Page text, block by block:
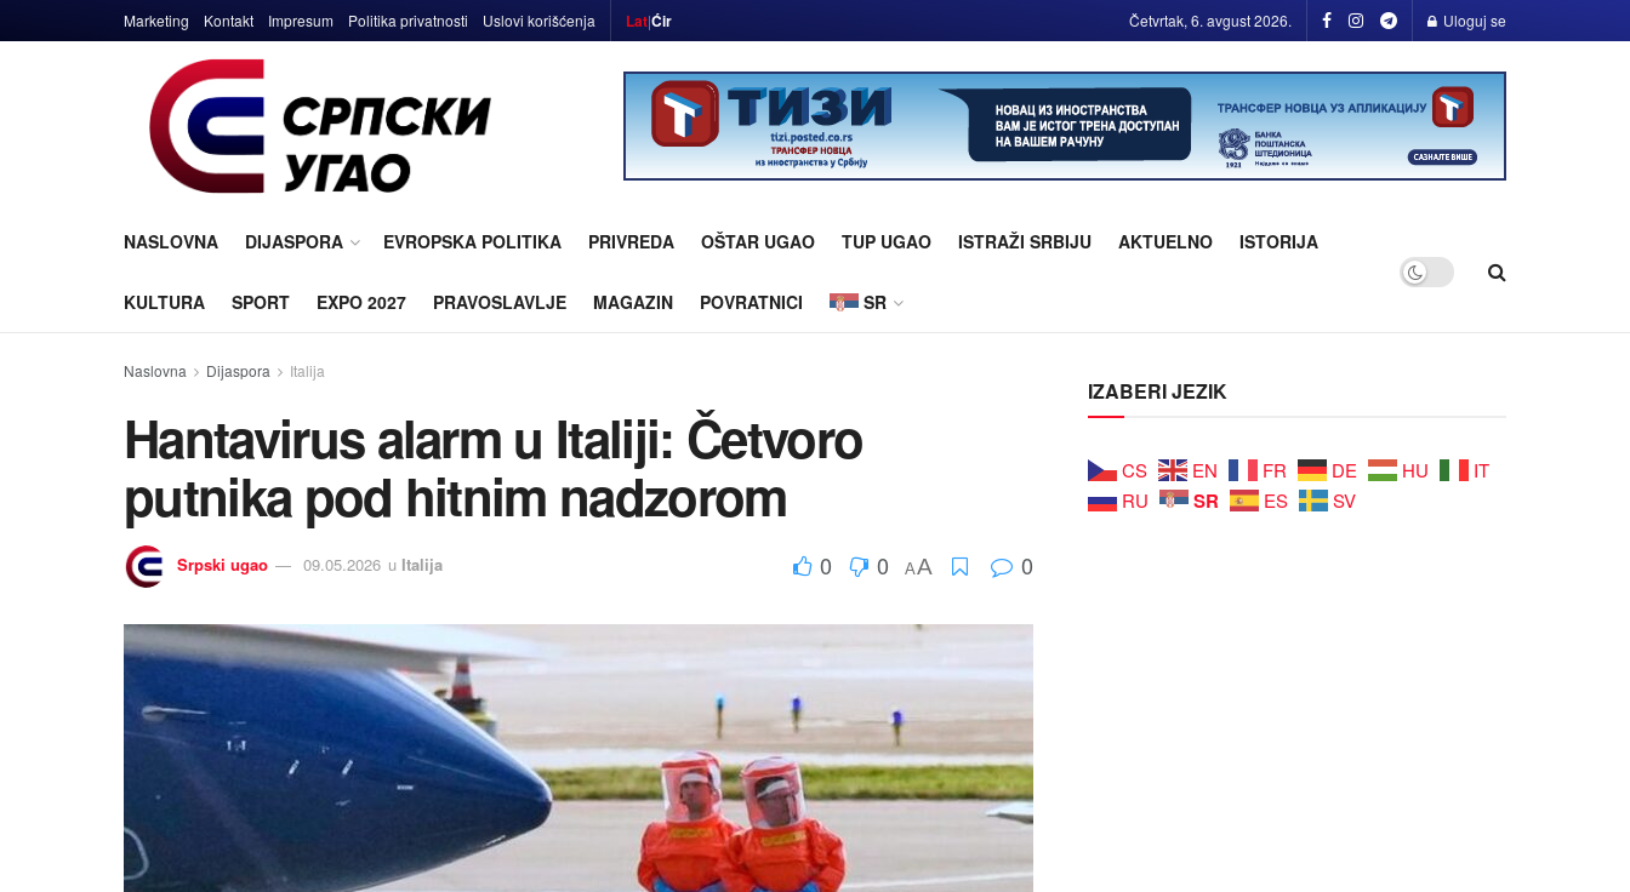
Marketing Kontakt Impresum Politika privatnosti Uslovi korišćenja Lat|Ćir Četvrtak, 6. avgust 2026. Uloguj se
NASLOVNA DIJASPORA EVROPSKA POLITIKA PRIVREDA OŠTAR UGAO TUP UGAO ISTRAŽI SRBIJU AKTUELNO ISTORIJA
KULTURA SPORT EXPO 2027 PRAVOSLAVLJE MAGAZIN POVRATNICI SR
Naslovna Dijaspora Italija
Hantavirus alarm u Italiji: Četvoro
putnika pod hitnim nadzorom
Srpski ugao 09.05.2026 u Italija 0 0 AA 0
IZABERI JEZIK
CS EN FR DE HU
IT
RU
SR ES SV